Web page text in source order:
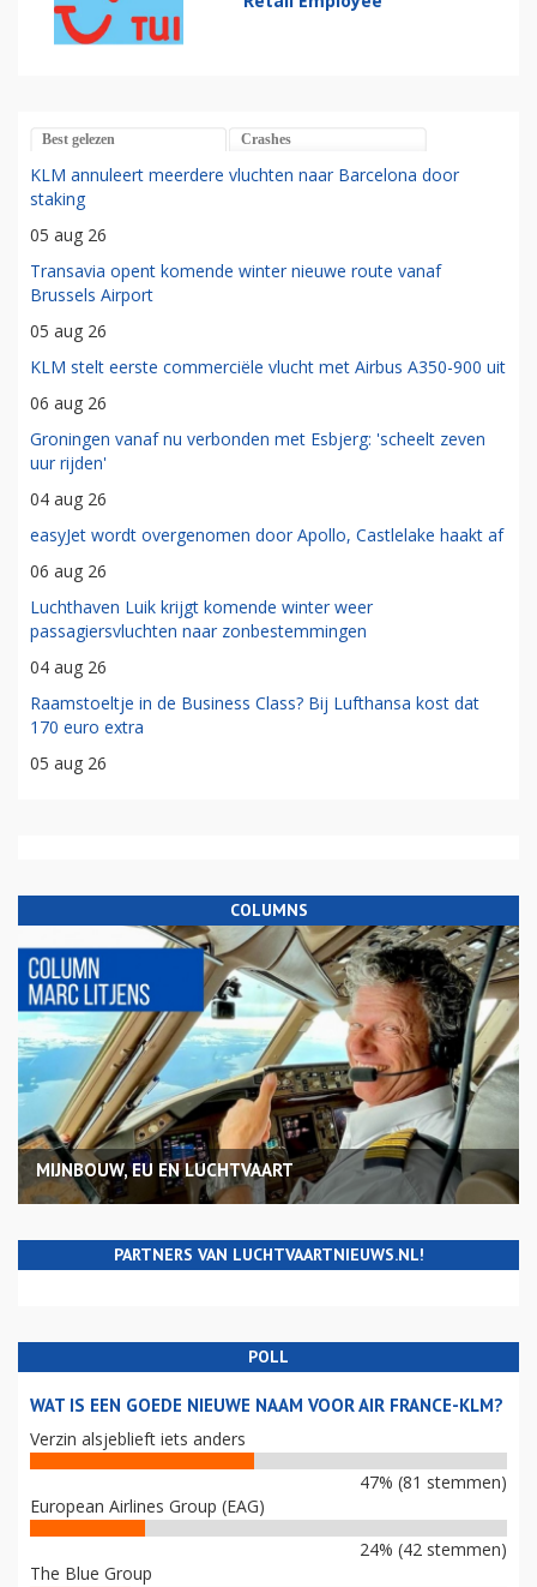
Best gelezen Crashes
KLM annuleert meerdere vluchten naar Barcelona door
staking
05 aug 26
Transavia opent komende winter nieuwe route vanaf
Brussels Airport
05 aug 26
KLM stelt eerste commerciële vlucht met Airbus A350-900 uit
06 aug 26
Groningen vanaf nu verbonden met Esbjerg: 'scheelt zeven
uur rijden'
04 aug 26
easyJet wordt overgenomen door Apollo, Castlelake haakt af
06 aug 26
Luchthaven Luik krijgt komende winter weer
passagiersvluchten naar zonbestemmingen
04 aug 26
Raamstoeltje in de Business Class? Bij Lufthansa kost dat
170 euro extra
05 aug 26
COLUMNS
MIJNBOUW, EU EN LUCHTVAART
PARTNERS VAN LUCHTVAARTNIEUWS.NL!
POLL
WAT IS EEN GOEDE NIEUWE NAAM VOOR AIR FRANCE-KLM?
Verzin alsjeblieft iets anders
47% (81 stemmen)
European Airlines Group (EAG)
24% (42 stemmen)
The Blue Group